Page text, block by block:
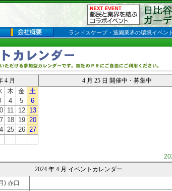
ランドスケープ・造園業界の環境イベン
4 月
木 金
土
4 5
6
11 12
13
18 19 20
25 26 27
4 月 25 日 開催中・募集中
2024 年 4 月 イベントカレンダー
) 赤口